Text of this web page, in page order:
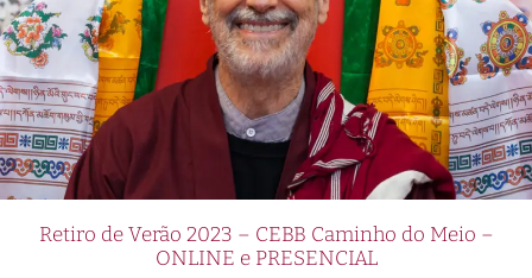
Retiro de Verão 2023 – CEBB Caminho do Meio –
ONLINE e PRESENCIAL